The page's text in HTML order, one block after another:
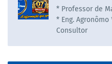
* Professor de
* Eng.
Consultor